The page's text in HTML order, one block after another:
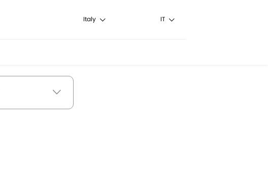
Italy IT